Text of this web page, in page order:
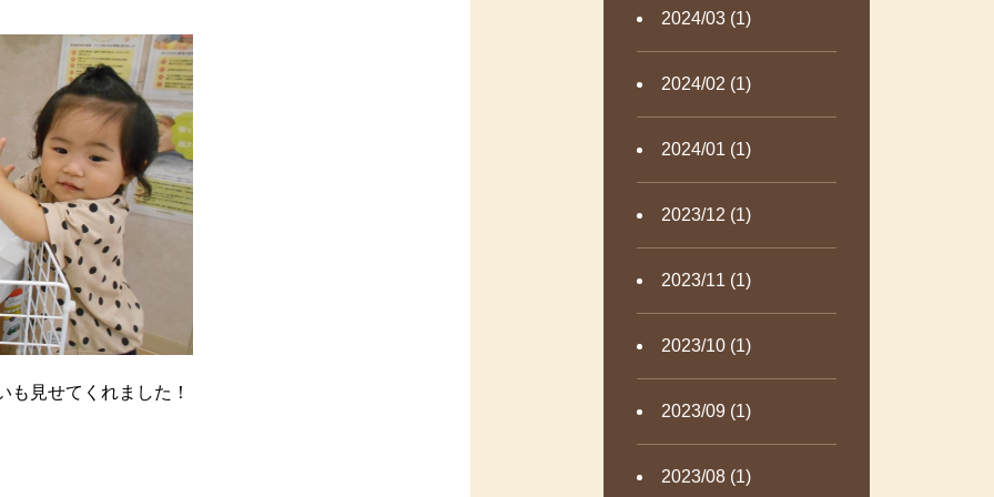
2024/03 (1)
2024/02 (1)
2024/01 (1)
2023/12 (1)
2023/11 (1)
2023/10 (1)
2023/09 (1)
2023/08 (1)
も見せてくれました！